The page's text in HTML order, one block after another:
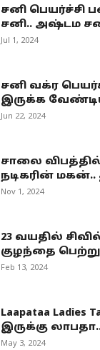
சனி பெயர்ச்சி
சனி.. அஷ்டம
Jul 1, 2024
சனி வக்ர
இருக்க
Jun 22, 2024
சாலை
நடிகரின் மகன்..
Nov 1, 2024
23 வயதில்
குழந்தை பெற்று
Feb 13, 2024
Laapataa Ladies
இருக்கு
May 3, 2024